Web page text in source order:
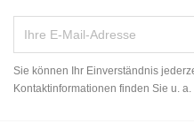
Sie können Ihr Einverständnis
Kontaktinformationen finden Sie u.